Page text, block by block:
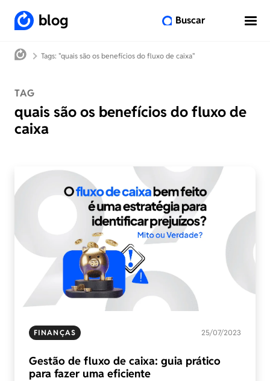
blog Buscar
Tags: "quais são os benefícios do fluxo de caixa"
TAG
quais são os benefícios do fluxo de
caixa
FINANÇAS 25/07/2023
Gestão de fluxo de caixa: guia prático
para fazer uma eficiente